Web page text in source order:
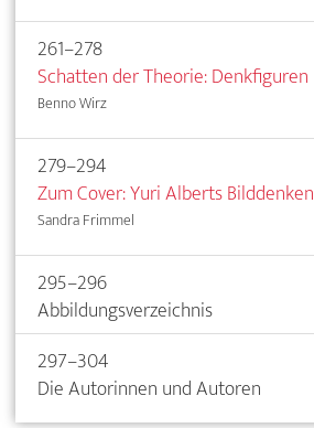
261–278
Schatten der Theorie: Denkfiguren
Benno Wirz
279–294
Zum Cover: Yuri Alberts Bilddenken
Sandra Frimmel
295–296
Abbildungsverzeichnis
297–304
Die Autorinnen und Autoren